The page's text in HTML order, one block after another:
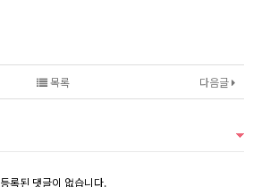
다음글
목록
등록된 댓글이 없습니다.